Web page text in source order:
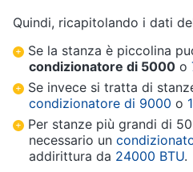
Quindi, ricapitolando i dati
Se la stanza è piccolina
condizionatore di 5000 o
Se invece si tratta di
condizionatore di 9000 o
Per stanze più grandi di
necessario un
addirittura da 24000 BTU.